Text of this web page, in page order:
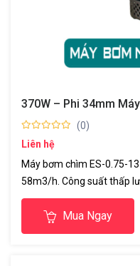
(0)
Liên hệ
Máy bơm chìm ES-0.75-
58m3/h. Công suất thấp
nước ao nuôi thủy sản
Mua Ngay